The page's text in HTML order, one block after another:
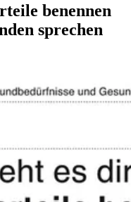
benennen
sprechen